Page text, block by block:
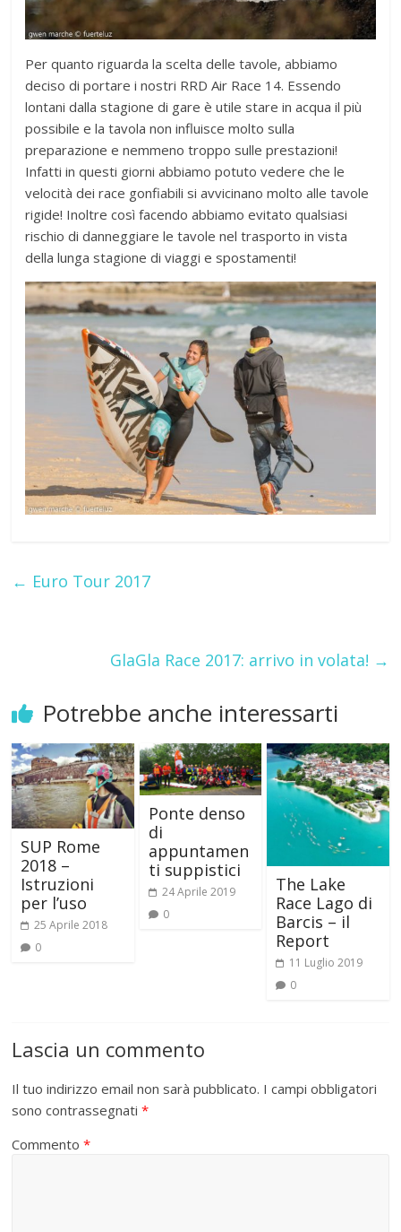
Per quanto riguarda la scelta delle tavole, abbiamo
deciso di portare i nostri RRD Air Race 14. Essendo
lontani dalla stagione di gare è utile stare in acqua il più
possibile e la tavola non influisce molto sulla
preparazione e nemmeno troppo sulle prestazioni!
Infatti in questi giorni abbiamo potuto vedere che le
velocità dei race gonfiabili si avvicinano molto alle tavole
rigide! Inoltre così facendo abbiamo evitato qualsiasi
rischio di danneggiare le tavole nel trasporto in vista
della lunga stagione di viaggi e spostamenti!
← Euro Tour 2017
GlaGla Race 2017: arrivo in volata! →
Potrebbe anche interessarti
SUP Rome
2018 –
Istruzioni
per l’uso
25 Aprile 2018
0
Ponte denso
di
appuntamen
ti suppistici
24 Aprile 2019
0
The Lake
Race Lago di
Barcis – il
Report
11 Luglio 2019
0
Lascia un commento
Il tuo indirizzo email non sarà pubblicato. I campi obbligatori
sono contrassegnati*
Commento*